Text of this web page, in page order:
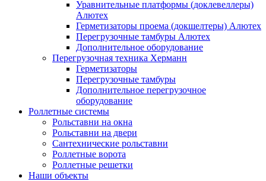
Уравнительные платформы (доклевеллеры)
Алютех
Герметизаторы проема (докшелтеры) Алютех
Перегрузочные тамбуры Алютех
Дополнительное оборудование
Перегрузочная техника Херманн
Герметизаторы
Перегрузочные тамбуры
Дополнительное перегрузочное
оборудование
Роллетные системы
Рольставни на окна
Рольставни на двери
Сантехнические рольставни
Роллетные ворота
Роллетные решетки
Наши объекты